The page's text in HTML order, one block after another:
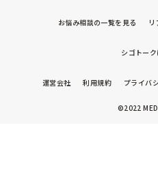
じたら不満だし怒りにもなりま
お悩み相談の一覧を見る
シゴトー
運営会社 利用規約 プライバ
©2022